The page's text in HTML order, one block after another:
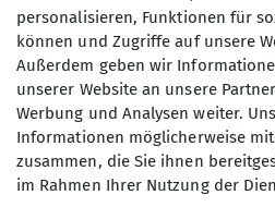
Tageswanderungen
Taunus und
geplanten Touren
sind ausnahmslos
Interesse sind die
Schwierigkeitsgrade
14.03.2025
Sektion
personalisieren, Funktionen für
können und Zugriffe auf unsere
Außerdem geben wir
unserer Website an unsere
Werbung und Analysen weiter.
Informationen möglicherweise
zusammen, die Sie ihnen
im Rahmen Ihrer Nutzung der